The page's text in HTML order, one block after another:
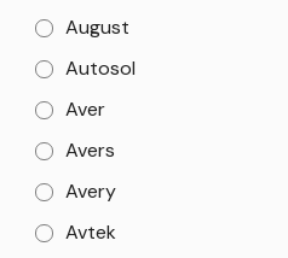
August
Autosol
Aver
Avers
Avery
Avtek